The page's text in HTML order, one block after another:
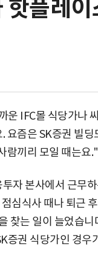
플레
운 IFC몰 식당가나
요즘은 SK증권 빌딩
람끼리 모일 때는요."
자 본사에서 근무
심식사 때나 퇴근
찾는 일이 늘었습니
증권 식당가인 경우